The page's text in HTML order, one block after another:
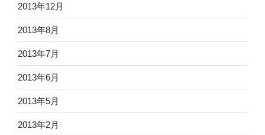
2013年12月
2013年8月
2013年7月
2013年6月
2013年5月
2013年2月